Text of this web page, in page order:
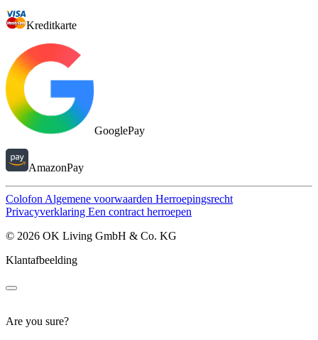
Kreditkarte
GooglePay
AmazonPay
ColofonAlgemene voorwaarden Herroepingsrecht
Privacyverklaring Een contract herroepen
© 2026 OK Living GmbH & Co. KG
Klantafbeelding
Are you sure?